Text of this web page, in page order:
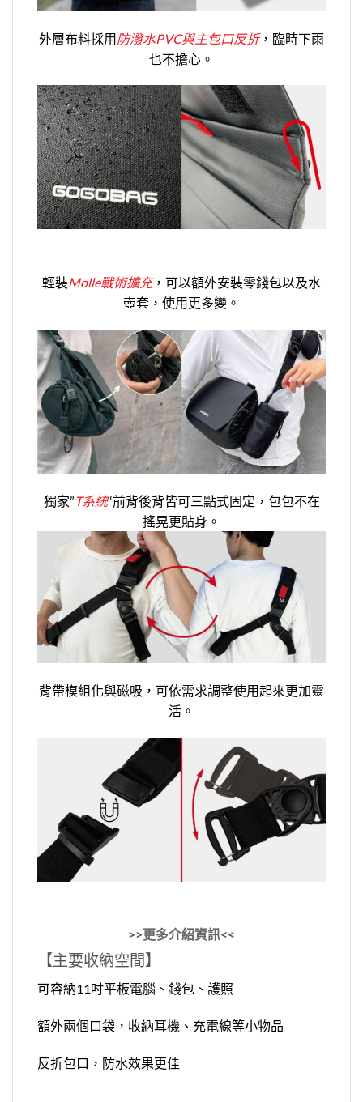
外層布料採用防潑水PVC與主包口反折，臨時下雨
也不擔心。
輕裝Molle戰術擴充，可以額外安裝零錢包以及水
壺套，使用更多變。
獨家”T系統“前背後背皆可三點式固定，包包不在
搖晃更貼身。
背帶模組化與磁吸，可依需求調整使用起來更加靈
活。
>>更多介紹資訊<<
【主要收納空間】
可容納11吋平板電腦、錢包、護照
額外兩個口袋，收納耳機、充電線等小物品
反折包口，防水效果更佳